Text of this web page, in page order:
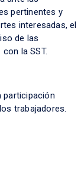
pertinentes y
interesadas, el
de las
la SST.
participación
trabajadores.